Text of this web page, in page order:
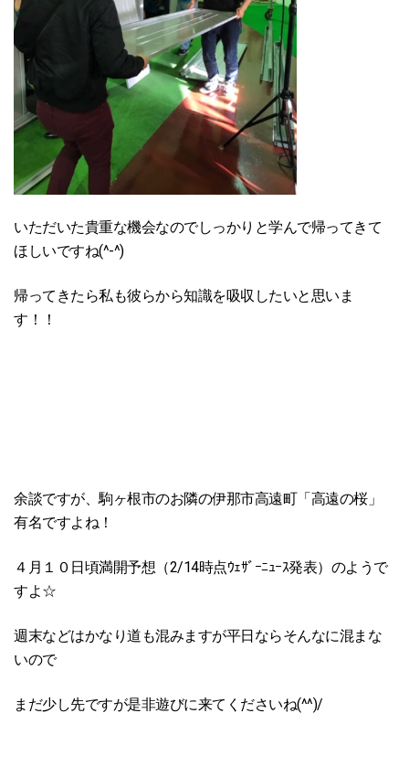
いただいた貴重な機会なのでしっかりと学んで帰ってきて
ほしいですね(^-^)
帰ってきたら私も彼らから知識を吸収したいと思いま
す！！
余談ですが、駒ヶ根市のお隣の伊那市高遠町「高遠の桜」
有名ですよね！
４月１０日頃満開予想（2/14時点ｳｪｻﾞｰﾆｭｰｽ発表）のようで
すよ☆
週末などはかなり道も混みますが平日ならそんなに混まな
いので
まだ少し先ですが是非遊びに来てくださいね(^^)/